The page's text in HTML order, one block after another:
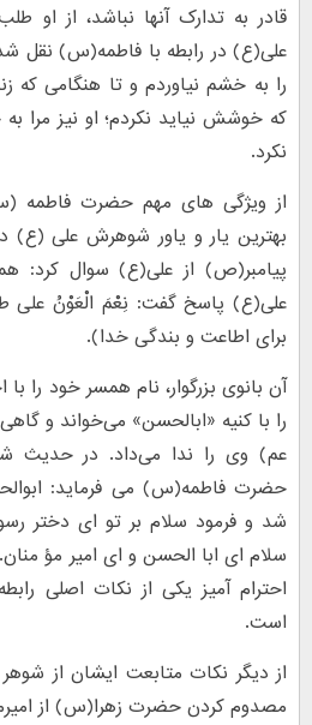
قادر به تدارک آنها نباشد، از او
علی(ع) در رابطه با فاطمه(س) نقل
را به خشم نیاوردم و تا هنگامی که
که خوشش نیاید نکردم؛ او نیز مرا
نکرد.
از ویژگی های مهم حضرت فاطمه
بهترین یار و یاور شوهرش علی (ع)
پیامبر(ص) از علی(ع) سوال کرد:
علی(ع) پاسخ گفت: نِعْمَ الْعَوْنُ على‏
براى اطاعت و بندگى خدا).
آن بانوی بزرگوار، نام همسر خود را
را با کنیه «ابالحسن» می‌خواند و
عم) وی را ندا می‌داد. در حدیث
حضرت فاطمه(س) می فرماید:
شد و فرمود سلام بر تو اى دختر
سلام اى ابا الحسن و اى امیر مؤ
احترام آمیز یکی از نکات اصلی
است.
از دیگر نکات متابعت ایشان از
مصدوم کردن حضرت زهرا(س) از